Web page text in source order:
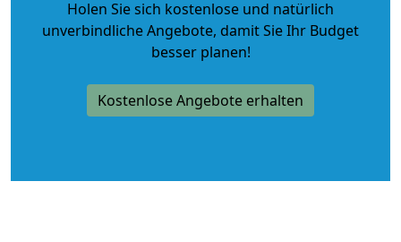
Holen Sie sich kostenlose und natürlich
unverbindliche Angebote, damit Sie Ihr Budget
besser planen!
Kostenlose Angebote erhalten